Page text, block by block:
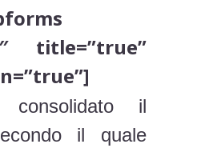
title=”true”
consolidato il
il quale